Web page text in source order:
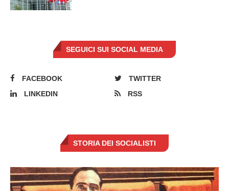
SEGUICI SUI SOCIAL MEDIA
FACEBOOK
TWITTER
LINKEDIN
RSS
STORIA DEI SOCIALISTI